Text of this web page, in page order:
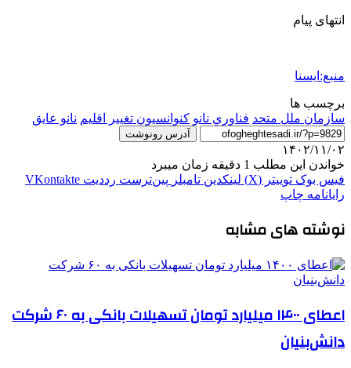
انتهای پیام
منبع:ایسنا
برچسب ها
سازمان ملل متحد فناوري نانو کنوانسیون تغییر اقلیم نانو عایق
آدرس رونوشت
۱۴۰۲/۱۱/۰۲
خواندن این مطلب 1 دقیقه زمان میبرد
فیس بوک توییتر (X) لینکدین ‫تامبلر ‫پین‌ترست ‫رددیت ‫VKontakte
رایانامه چاپ
نوشته های مشابه
اعطای ۱۴۰۰ میلیارد تومان تسهیلات بانکی به ۶۰ شرکت
دانش‌بنیان